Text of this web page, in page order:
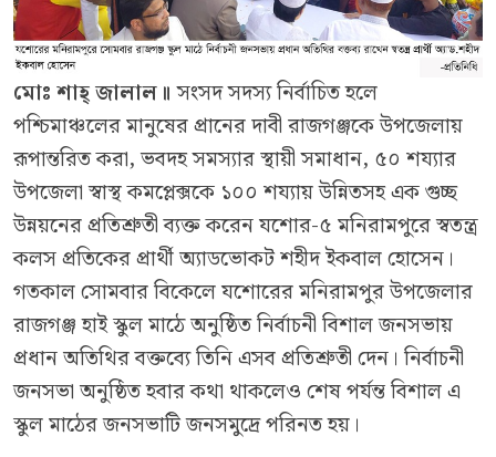
মোঃ শাহ্ জালাল॥সংসদ সদস্য নির্বাচিত হলে
পশ্চিমাঞ্চলের মানুষের প্রানের দাবী রাজগঞ্জকে উপজেলায়
রূপান্তরিত করা, ভবদহ সমস্যার স্থায়ী সমাধান, ৫০ শয্যার
উপজেলা স্বাস্থ কমপ্লেক্সকে ১০০ শয্যায় উন্নিতসহ এক গুচ্ছ
উন্নয়নের প্রতিশ্রুতী ব্যক্ত করেন যশোর-৫ মনিরামপুরে স্বতন্ত্র
কলস প্রতিকের প্রার্থী অ্যাডভোকট শহীদ ইকবাল হোসেন।
গতকাল সোমবার বিকেলে যশোরের মনিরামপুর উপজেলার
রাজগঞ্জ হাই স্কুল মাঠে অনুষ্ঠিত নির্বাচনী বিশাল জনসভায়
প্রধান অতিথির বক্তব্যে তিনি এসব প্রতিশ্রুতী দেন। নির্বাচনী
জনসভা অনুষ্ঠিত হবার কথা থাকলেও শেষ পর্যন্ত বিশাল এ
স্কুল মাঠের জনসভাটি জনসমুদ্রে পরিনত হয়।